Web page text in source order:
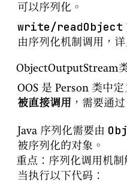
可以序列化。
write/readObject
由序列化机制调用，详
ObjectOutputStream
OOS 是 Person 类中
被直接调用 ，需要通
Java 序列化需要由
被序列化的对象。
重点：序列化调用机制
当执行以下代码：